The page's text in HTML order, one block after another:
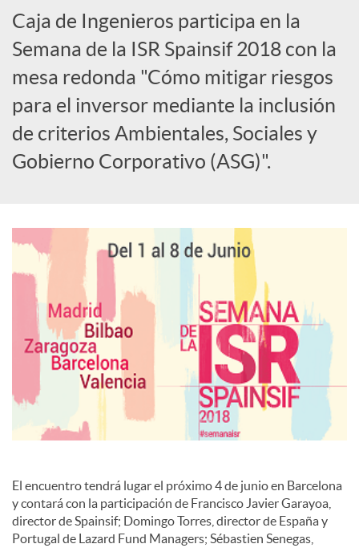
c
i
a
e
s
Caja de Ingenieros participa en la
Semana de la ISR Spainsif 2018 con la
mesa redonda "Cómo mitigar riesgos
para el inversor mediante la inclusión
de criterios Ambientales, Sociales y
Gobierno Corporativo (ASG)".
El encuentro tendrá lugar el próximo 4 de junio en Barcelona
y contará con la participación de Francisco Javier Garayoa,
director de Spainsif; Domingo Torres, director de España y
Portugal de Lazard Fund Managers; Sébastien Senegas,